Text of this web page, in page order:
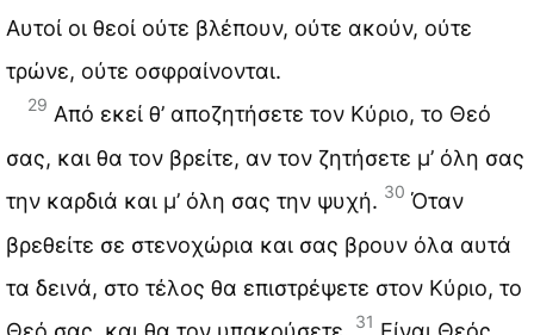
Αυτοί οι θεοί ούτε βλέπουν, ούτε ακούν, ούτε
τρώνε, ούτε οσφραίνονται.
29 Από εκεί θ’ αποζητήσετε τον Κύριο, το Θεό
σας, και θα τον βρείτε, αν τον ζητήσετε μ’ όλη σας
την καρδιά και μ’ όλη σας την ψυχή. 30 Όταν
βρεθείτε σε στενοχώρια και σας βρουν όλα αυτά
τα δεινά, στο τέλος θα επιστρέψετε στον Κύριο, το
31